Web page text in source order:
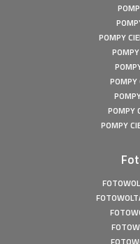
Pompa ciepła Wola
Fotowoltaika Wiśniowa
Magazyn Energii Ródka
Magazyn Energii
Fotowoltaika Zajazd
fotowoltaiczna o mocy:
Fotowoltaika Biadki -
Fotowoltaika Stargard-
POMPY
POMPY
POMPY
POMPY